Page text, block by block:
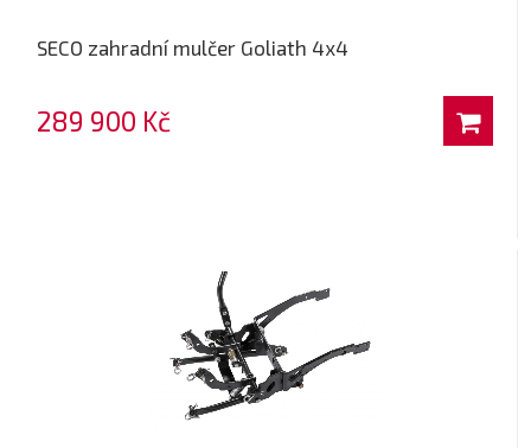
SECO zahradní mulčer Goliath 4x4
289 900 Kč